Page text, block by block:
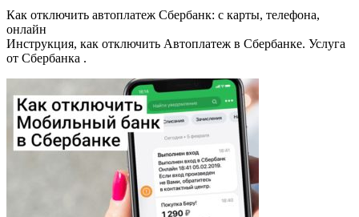
Как отключить автоплатеж Сбербанк: с карты, телефона,
онлайн
Инструкция, как отключить Автоплатеж в Сбербанке. Услуга
от Сбербанка .